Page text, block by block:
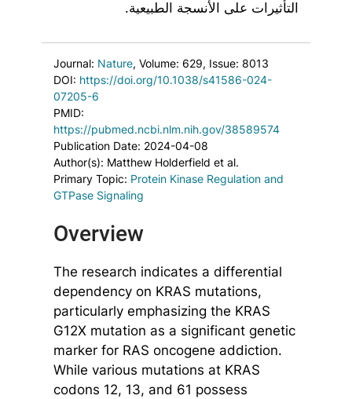
التأثيرات على الأنسجة الطبيعية.
Journal: Nature, Volume: 629, Issue: 8013
DOI: https://doi.org/10.1038/s41586-024-
07205-6
PMID:
https://pubmed.ncbi.nlm.nih.gov/38589574
Publication Date: 2024-04-08
Author(s): Matthew Holderfield et al.
Primary Topic: Protein Kinase Regulation and
GTPase Signaling
Overview
The research indicates a differential
dependency on KRAS mutations,
particularly emphasizing the KRAS
G12X mutation as a significant genetic
marker for RAS oncogene addiction.
While various mutations at KRAS
codons 12, 13, and 61 possess